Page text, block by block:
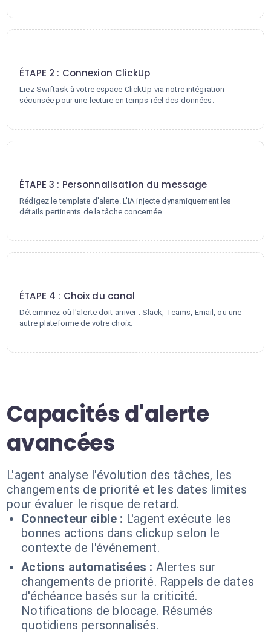
ÉTAPE 2 : Connexion ClickUp
Liez Swiftask à votre espace ClickUp via notre intégration
sécurisée pour une lecture en temps réel des données.
ÉTAPE 3 : Personnalisation du message
Rédigez le template d'alerte. L'IA injecte dynamiquement les
détails pertinents de la tâche concernée.
ÉTAPE 4 : Choix du canal
Déterminez où l'alerte doit arriver : Slack, Teams, Email, ou une
autre plateforme de votre choix.
Capacités d'alerte
avancées
L'agent analyse l'évolution des tâches, les
changements de priorité et les dates limites
pour évaluer le risque de retard.
Connecteur cible : L'agent exécute les
bonnes actions dans clickup selon le
contexte de l'événement.
Actions automatisées : Alertes sur
changements de priorité. Rappels de dates
d'échéance basés sur la criticité.
Notifications de blocage. Résumés
quotidiens personnalisés.